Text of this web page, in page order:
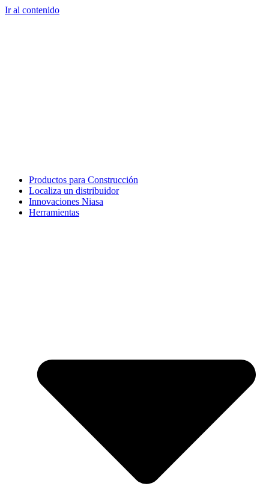
Ir al contenido
Productos para Construcción
Localiza un distribuidor
Innovaciones Niasa
Herramientas